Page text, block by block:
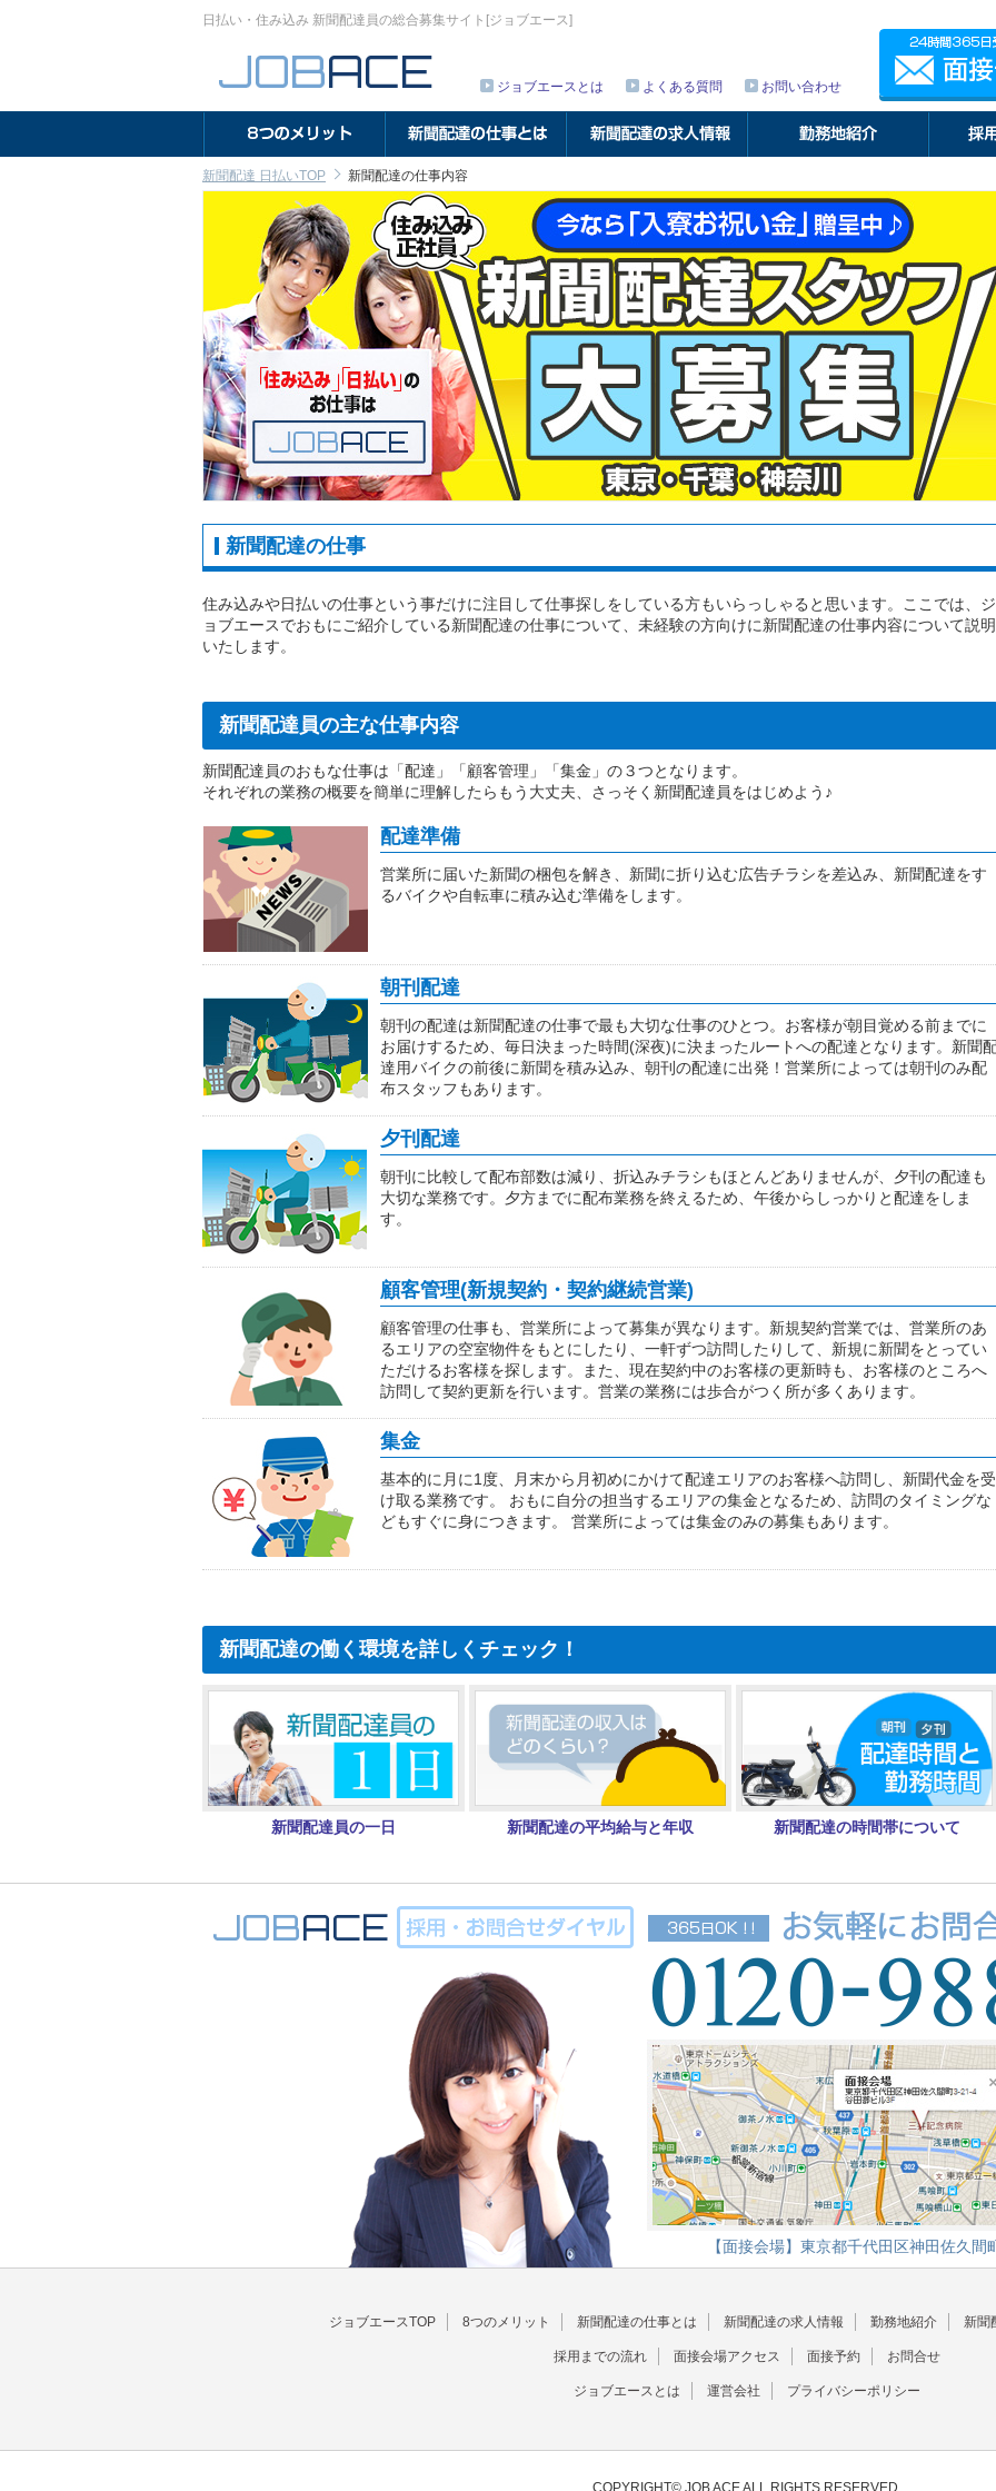
日払い・住み込み 新聞配達員の総合募集サイト[ジョブエース]
新聞配達の仕事
住み込みや日払いの仕事という事だけに注目して仕事探しをしている方もいらっしゃると思います。ここでは、ジ
ョブエースでおもにご紹介している新聞配達の仕事について、未経験の方向けに新聞配達の仕事内容について説明
いたします。
新聞配達員の主な仕事内容
新聞配達員のおもな仕事は「配達」「顧客管理」「集金」の３つとなります。
それぞれの業務の概要を簡単に理解したらもう大丈夫、さっそく新聞配達員をはじめよう♪
配達準備
営業所に届いた新聞の梱包を解き、新聞に折り込む広告チラシを差込み、新聞配達をす
るバイクや自転車に積み込む準備をします。
朝刊配達
朝刊の配達は新聞配達の仕事で最も大切な仕事のひとつ。お客様が朝目覚める前までに
お届けするため、毎日決まった時間(深夜)に決まったルートへの配達となります。新聞
達用バイクの前後に新聞を積み込み、朝刊の配達に出発！営業所によっては朝刊のみ配
布スタッフもあります。
夕刊配達
朝刊に比較して配布部数は減り、折込みチラシもほとんどありませんが、夕刊の配達も
大切な業務です。夕方までに配布業務を終えるため、午後からしっかりと配達をしま
す。
顧客管理(新規契約・契約継続営業)
顧客管理の仕事も、営業所によって募集が異なります。新規契約営業では、営業所のあ
るエリアの空室物件をもとにしたり、一軒ずつ訪問したりして、新規に新聞をとってい
ただけるお客様を探します。また、現在契約中のお客様の更新時も、お客様のところへ
訪問して契約更新を行います。営業の業務には歩合がつく所が多くあります。
集金
基本的に月に1度、月末から月初めにかけて配達エリアのお客様へ訪問し、新聞代金を受
け取る業務です。 おもに自分の担当するエリアの集金となるため、訪問のタイミングな
どもすぐに身につきます。 営業所によっては集金のみの募集もあります。
新聞配達の働く環境を詳しくチェック！
新聞配達員の一日 新聞配達の平均給与と年収 新聞配達の時間帯について
新聞配達 日払いTOP 新聞配達の仕事内容
ジョブエースとは よくある質問 お問い合わせ
【面接会場】 東京都千代田区神田佐久間
ジョブエースTOP 8つのメリット 新聞配達の仕事とは 新聞配達の求人情報 勤務地紹介 新聞
採用までの流れ 面接会場アクセス 面接予約 お問合せ
ジョブエースとは 運営会社 プライバシーポリシー
COPYRIGHT© JOB ACE ALL RIGHTS RESERVED.